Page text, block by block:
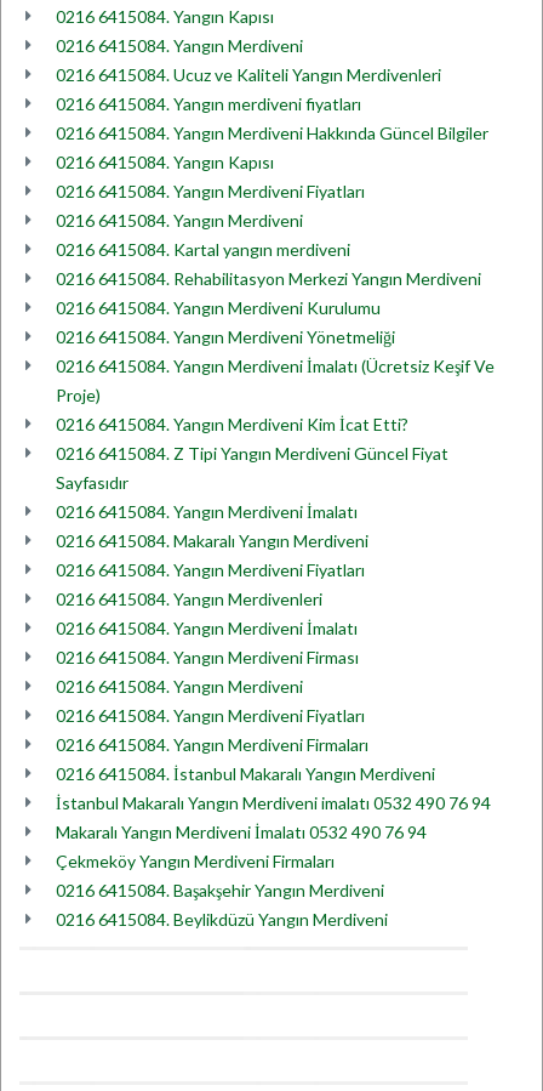
0216 6415084. Yangın Kapısı
0216 6415084. Yangın Merdiveni
0216 6415084. Ucuz ve Kaliteli Yangın Merdivenleri
0216 6415084. Yangın merdiveni fiyatları
0216 6415084. Yangın Merdiveni Hakkında Güncel Bilgiler
0216 6415084. Yangın Kapısı
0216 6415084. Yangın Merdiveni Fiyatları
0216 6415084. Yangın Merdiveni
0216 6415084. Kartal yangın merdiveni
0216 6415084. Rehabilitasyon Merkezi Yangın Merdiveni
0216 6415084. Yangın Merdiveni Kurulumu
0216 6415084. Yangın Merdiveni Yönetmeliği
0216 6415084. Yangın Merdiveni İmalatı (Ücretsiz Keşif Ve
Proje)
0216 6415084. Yangın Merdiveni Kim İcat Etti?
0216 6415084. Z Tipi Yangın Merdiveni Güncel Fiyat
Sayfasıdır
0216 6415084. Yangın Merdiveni İmalatı
0216 6415084. Makaralı Yangın Merdiveni
0216 6415084. Yangın Merdiveni Fiyatları
0216 6415084. Yangın Merdivenleri
0216 6415084. Yangın Merdiveni İmalatı
0216 6415084. Yangın Merdiveni Firması
0216 6415084. Yangın Merdiveni
0216 6415084. Yangın Merdiveni Fiyatları
0216 6415084. Yangın Merdiveni Firmaları
0216 6415084. İstanbul Makaralı Yangın Merdiveni
İstanbul Makaralı Yangın Merdiveni imalatı 0532 490 76 94
Makaralı Yangın Merdiveni İmalatı 0532 490 76 94
Çekmeköy Yangın Merdiveni Firmaları
0216 6415084. Başakşehir Yangın Merdiveni
0216 6415084. Beylikdüzü Yangın Merdiveni